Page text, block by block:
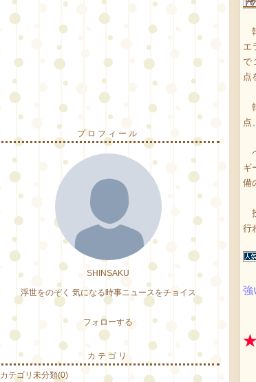
プロフィール
SHINSAKU
浮世をのぞく 気になる時事ニュースをチョイス
フォローする
カテゴリ
カテゴリ未分類(0)
エ
で
点
点
ギ
備
行
強
★